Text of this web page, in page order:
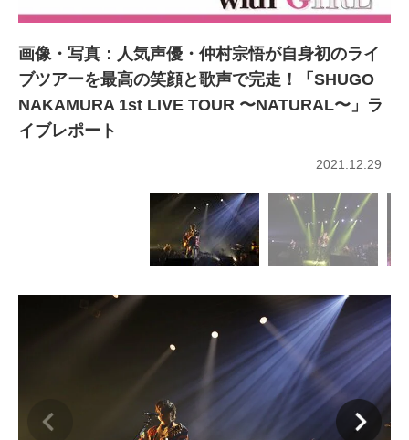
画像・写真：人気声優・仲村宗悟が自身初のライ
ブツアーを最高の笑顔と歌声で完走！「SHUGO
NAKAMURA 1st LIVE TOUR 〜NATURAL〜」ラ
イブレポート
2021.12.29